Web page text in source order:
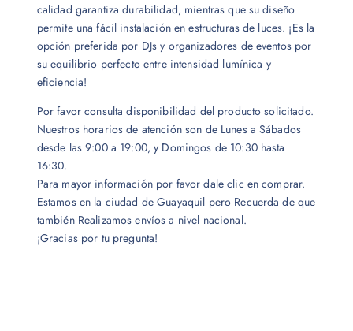
calidad garantiza durabilidad, mientras que su diseño
permite una fácil instalación en estructuras de luces. ¡Es la
opción preferida por DJs y organizadores de eventos por
su equilibrio perfecto entre intensidad lumínica y
eficiencia!
Por favor consulta disponibilidad del producto solicitado.
Nuestros horarios de atención son de Lunes a Sábados
desde las 9:00 a 19:00, y Domingos de 10:30 hasta
16:30.
Para mayor información por favor dale clic en comprar.
Estamos en la ciudad de Guayaquil pero Recuerda de que
también Realizamos envíos a nivel nacional.
¡Gracias por tu pregunta!